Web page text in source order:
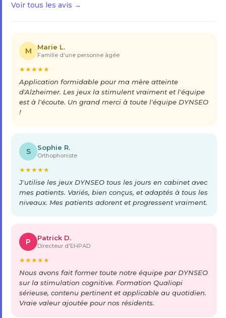
Voir tous les avis →
M Marie L.
Famille d'une personne âgée
★★★★★
Application formidable pour ma mère atteinte
d'Alzheimer. Les jeux la stimulent vraiment et l'équipe
est à l'écoute. Un grand merci à toute l'équipe DYNSEO
!
S Sophie R.
Orthophoniste
★★★★★
J'utilise les jeux DYNSEO tous les jours en cabinet avec
mes patients. Variés, bien conçus, et adaptés à tous les
niveaux. Mes patients adorent et progressent vraiment.
P Patrick D.
Directeur d'EHPAD
★★★★★
Nous avons fait former toute notre équipe par DYNSEO
sur la stimulation cognitive. Formation Qualiopi
sérieuse, contenu pertinent et applicable au quotidien.
Vraie valeur ajoutée pour nos résidents.